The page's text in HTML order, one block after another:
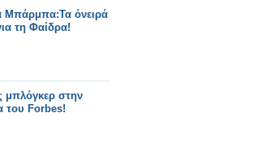
Μπάρμπα:Τα όνειρά
τη Φαίδρα!
μπλόγκερ στην
του Forbes!